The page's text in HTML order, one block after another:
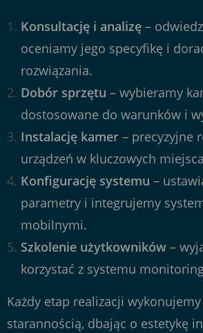
Konsultację i analizę –
oceniamy jego specyfikę i
rozwiązania.
Dobór sprzętu – wybieramy
dostosowane do warunków i
Instalację kamer – precyzyjne
urządzeń w kluczowych
Konfigurację systemu –
parametry i integrujemy
mobilnymi.
Szkolenie użytkowników –
korzystać z systemu
Każdy etap realizacji wykonujemy
starannością, dbając o estetykę